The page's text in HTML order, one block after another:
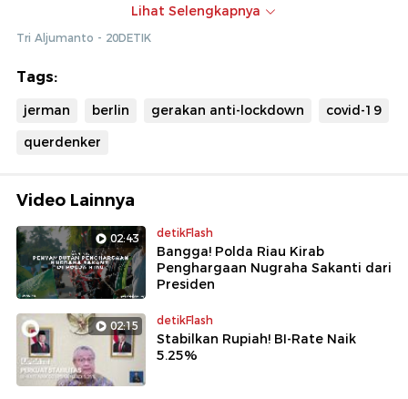
pekan ini, termasuk satu dari gerakan Querdenker.
Lihat Selengkapnya
Tri Aljumanto - 20DETIK
Tags:
jerman berlin gerakan anti-lockdown
covid-19
querdenker
Video Lainnya
02:43 detikFlash
Bangga! Polda Riau Kirab
Penghargaan Nugraha Sakanti dari
Presiden
02:15 detikFlash
Stabilkan Rupiah! BI-Rate Naik
5.25%